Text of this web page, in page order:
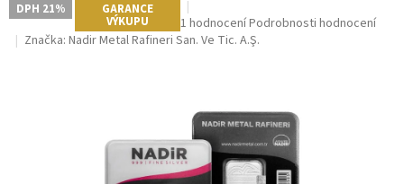
DPH 21% GARANCE
VÝKUPU
Průměrné
hodnocení
hvězdiček.
1 hodnoceníPodrobnosti hodnocení
Značka: Nadir Metal Rafineri San. Ve Tic. A.Ş.